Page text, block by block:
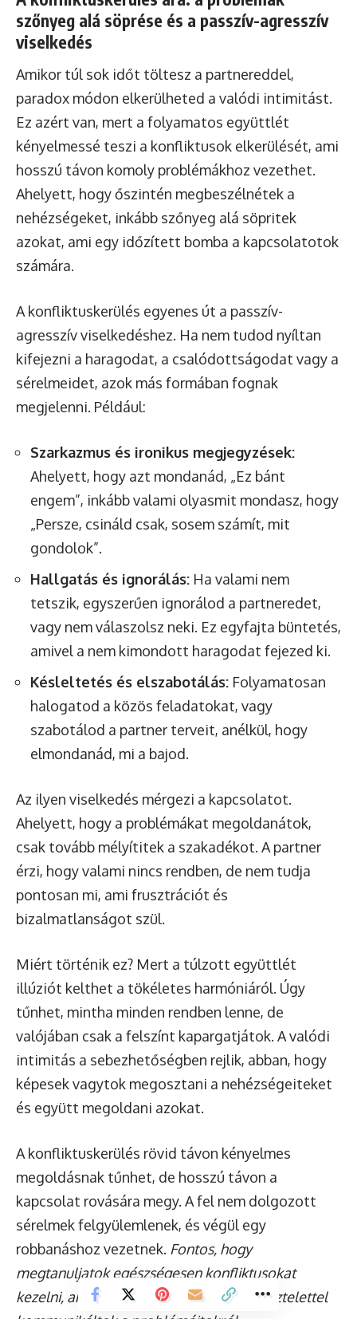
szőnyeg alá söprése és a passzív-agresszív
viselkedés
Amikor túl sok időt töltesz a partnereddel,
paradox módon elkerülheted a valódi intimitást.
Ez azért van, mert a folyamatos együttlét
kényelmessé teszi a konfliktusok elkerülését, ami
hosszú távon komoly problémákhoz vezethet.
Ahelyett, hogy őszintén megbeszélnétek a
nehézségeket, inkább szőnyeg alá söpritek
azokat, ami egy időzített bomba a kapcsolatotok
számára.
A konfliktuskerülés egyenes út a passzív-
agresszív viselkedéshez. Ha nem tudod nyíltan
kifejezni a haragodat, a csalódottságodat vagy a
sérelmeidet, azok más formában fognak
megjelenni. Például:
Szarkazmus és ironikus megjegyzések:
Ahelyett, hogy azt mondanád, „Ez bánt
engem”, inkább valami olyasmit mondasz, hogy
„Persze, csináld csak, sosem számít, mit
gondolok”.
Hallgatás és ignorálás: Ha valami nem
tetszik, egyszerűen ignorálod a partneredet,
vagy nem válaszolsz neki. Ez egyfajta büntetés,
amivel a nem kimondott haragodat fejezed ki.
Késleltetés és elszabotálás: Folyamatosan
halogatod a közös feladatokat, vagy
szabotálod a partner terveit, anélkül, hogy
elmondanád, mi a bajod.
Az ilyen viselkedés mérgezi a kapcsolatot.
Ahelyett, hogy a problémákat megoldanátok,
csak tovább mélyítitek a szakadékot. A partner
érzi, hogy valami nincs rendben, de nem tudja
pontosan mi, ami frusztrációt és
bizalmatlanságot szül.
Miért történik ez? Mert a túlzott együttlét
illúziót kelthet a tökéletes harmóniáról. Úgy
tűnhet, mintha minden rendben lenne, de
valójában csak a felszínt kapargatjátok. A valódi
intimitás a sebezhetőségben rejlik, abban, hogy
képesek vagytok megosztani a nehézségeiteket
és együtt megoldani azokat.
A konfliktuskerülés rövid távon kényelmes
megoldásnak tűnhet, de hosszú távon a
kapcsolat rovására megy. A fel nem dolgozott
sérelmek felgyülemlenek, és végül egy
robbanáshoz vezetnek. Fontos, hogy
megtanuljatok egészségesen konfliktusokat
kezelni, ami azt jelenti, hogy nyíltan és tisztelettel